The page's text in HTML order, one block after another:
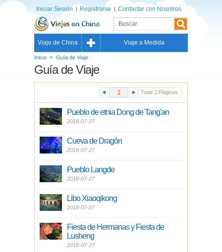
Iniciar Sesión Registrarse Contactar con Nosotros
Viaje de China Viaje a Medida
Inicio > Guía de Viaje
Guía de Viaje
Total: 2 Páginas
Pueblo de etnia Dong de Tang'an
2018-07-27
Cueva de Dragón
2018-07-27
Pueblo Langde
2018-07-27
Libo Xiaoqikong
2018-07-27
Fiesta de Hermanas y Fiesta de
Lusheng
2018-07-27